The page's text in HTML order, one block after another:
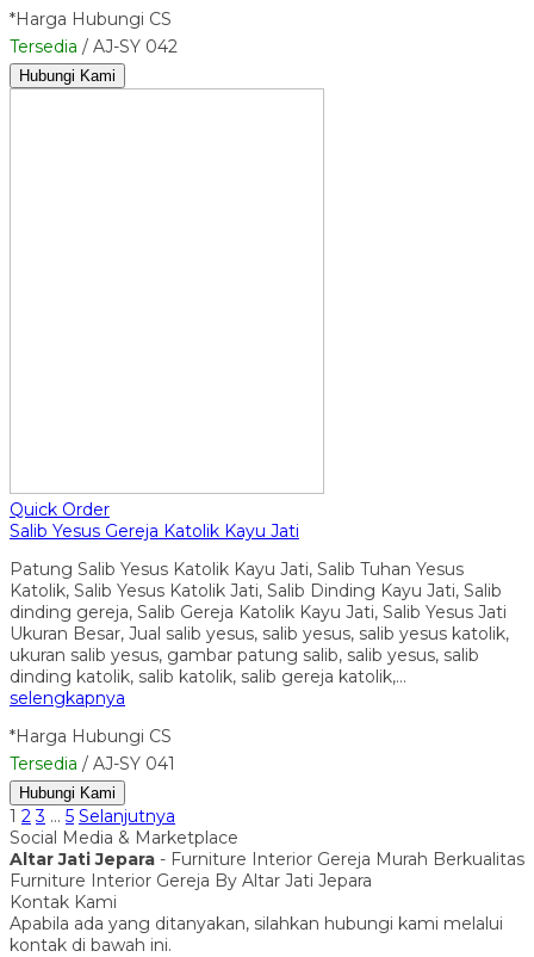
*Harga Hubungi CS
Tersedia / AJ-SY 042
Hubungi Kami
Quick Order
Salib Yesus Gereja Katolik Kayu Jati
Patung Salib Yesus Katolik Kayu Jati, Salib Tuhan Yesus
Katolik, Salib Yesus Katolik Jati, Salib Dinding Kayu Jati, Salib
dinding gereja, Salib Gereja Katolik Kayu Jati, Salib Yesus Jati
Ukuran Besar, Jual salib yesus, salib yesus, salib yesus katolik,
ukuran salib yesus, gambar patung salib, salib yesus, salib
dinding katolik, salib katolik, salib gereja katolik,…
selengkapnya
*Harga Hubungi CS
Tersedia / AJ-SY 041
Hubungi Kami
1 2 3 … 5 Selanjutnya
Social Media & Marketplace
Altar Jati Jepara - Furniture Interior Gereja Murah Berkualitas
Furniture Interior Gereja By Altar Jati Jepara
Kontak Kami
Apabila ada yang ditanyakan, silahkan hubungi kami melalui
kontak di bawah ini.